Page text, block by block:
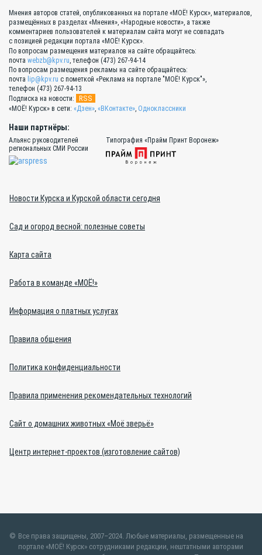
Мнения авторов статей, опубликованных на портале «МОЁ! Курск», материалов,
размещённых в разделах «Мнения», «Народные новости», а также
комментариев пользователей к материалам сайта могут не совпадать
с позицией редакции портала «МОЁ! Курск».
По вопросам размещения материалов на сайте обращайтесь:
почта webzb@kpv.ru, телефон (473) 267-94-14
По вопросам размещения рекламы на сайте обращайтесь:
почта lip@kpv.ru с пометкой «Реклама на портале "МОЁ! Курск"»,
телефон (473) 267-94-13
Подписка на новости:
RSS
«МОЁ! Курск» в сети: «Дзен», «ВКонтакте», Одноклассники
Наши партнёры:
Альянс руководителей
региональных СМИ России
Типография «Прайм Принт Воронеж»
Новости Курска и Курской области сегодня
Сад и огород весной: полезные советы
Карта сайта
Работа в команде «МОЁ!»
Информация о платных услугах
Правила общения
Политика конфиденциальности
Правила применения рекомендательных технологий
Сайт о домашних животных «Моё зверьё»
Центр интернет-проектов (изготовление сайтов)
Все права защищены, 2007–2024. Любые материалы, размещенные на
портале «МОЁ! Курск» сотрудниками редакции, нештатными авторами